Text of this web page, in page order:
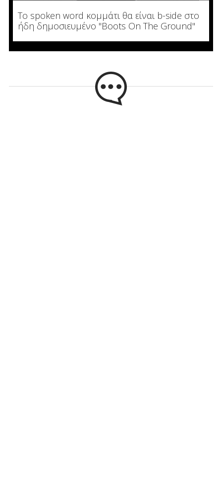
To spoken word κομμάτι θα είναι b-side στο
ήδη δημοσιευμένο "Boots On The Ground"